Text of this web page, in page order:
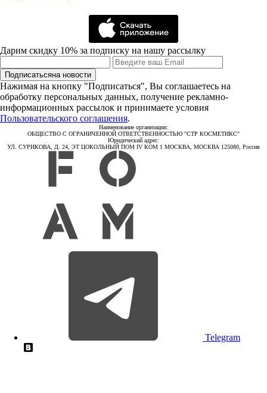
Дарим скидку 10% за подписку на нашу рассылку
Подписатьсяна новости
Нажимая на кнопку "Подписаться", Вы соглашаетесь на
обработку персональных данных, получение рекламно-
информационных рассылок и принимаете условия
Пользовательского соглашения.
Наименование организации:
ОБЩЕСТВО С ОГРАНИЧЕННОЙ ОТВЕТСТВЕННОСТЬЮ "СТР КОСМЕТИКС"
Юридический адрес:
УЛ. СУРИКОВА, Д. 24, ЭТ ЦОКОЛЬНЫЙ ПОМ IV КОМ 1 МОСКВА, МОСКВА 125080, Россия
Telegram